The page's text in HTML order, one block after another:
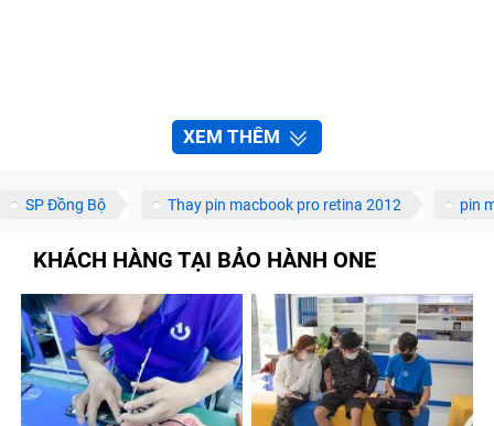
XEM THÊM
SP Đồng Bộ Thay pin macbook pro retina 2012 pin
KHÁCH HÀNG TẠI BẢO HÀNH ONE